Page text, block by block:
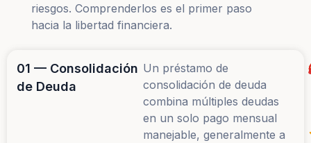
riesgos. Comprenderlos es el primer paso
hacia la libertad financiera.
01 — Consolidación
de Deuda
Un préstamo de
consolidación de deuda
combina múltiples deudas
en un solo pago mensual
manejable, generalmente a